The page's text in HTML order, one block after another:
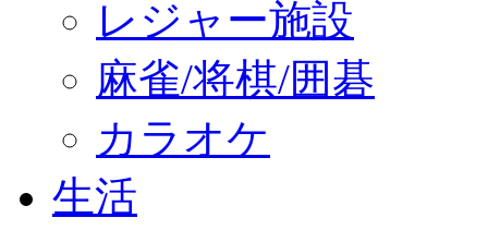
レジャー施設
麻雀/将棋/囲碁
カラオケ
生活